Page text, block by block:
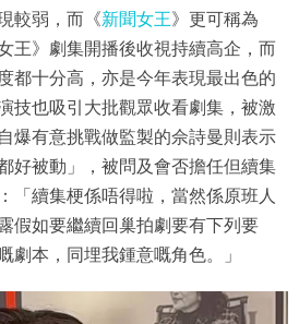
較弱，而《新聞女王》更可稱為
王》劇集開播後收視持續高企，而
都十分高，亦是今年表現最出色的
技也吸引大批觀眾收看劇集，被激
爆有意挑戰做監製的佘詩曼則表示
好被動」，被問及會否擔任但續集
「續集梗係唔得啦，當然係原班人
假如要繼續回巢拍劇要有下列要
劇本，同埋我鍾意嘅角色。」